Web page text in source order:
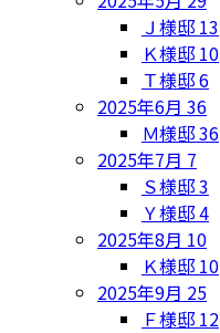
Ｊ様邸 13
Ｋ様邸 10
Ｔ様邸6
2025年6月 36
Ｍ様邸36
2025年7月 7
Ｓ様邸3
Ｙ様邸4
2025年8月 10
Ｋ様邸 10
2025年9月 25
Ｆ様邸 12